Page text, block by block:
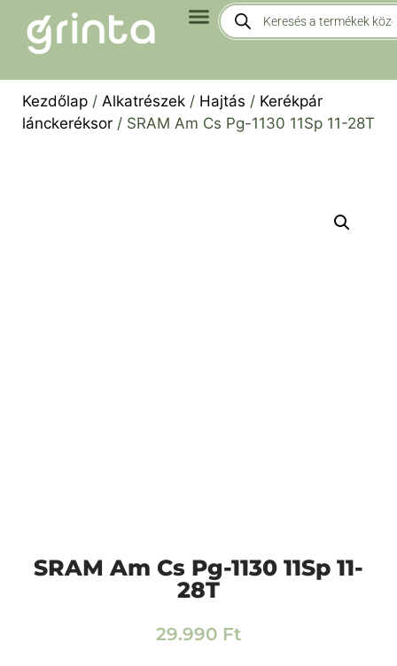
Kezdőlap / Alkatrészek / Hajtás / Kerékpár
lánckeréksor / SRAM Am Cs Pg-1130 11Sp 11-28T
SRAM Am Cs Pg-1130 11Sp 11-
28T
29.990 Ft